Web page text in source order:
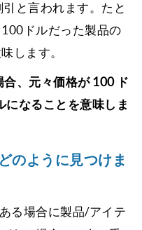
と言われます。たと
ドルだった製品の
します。
、元々価格が 100 ド
になることを意味しま
のように見つけま
る場合に製品/アイテ